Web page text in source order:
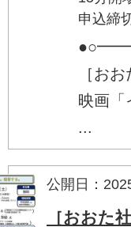
申込締
［お
映画「
...
公開日：
［おおた